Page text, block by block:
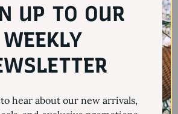
UP TO OUR
WEEKLY
hear about our new arrivals,